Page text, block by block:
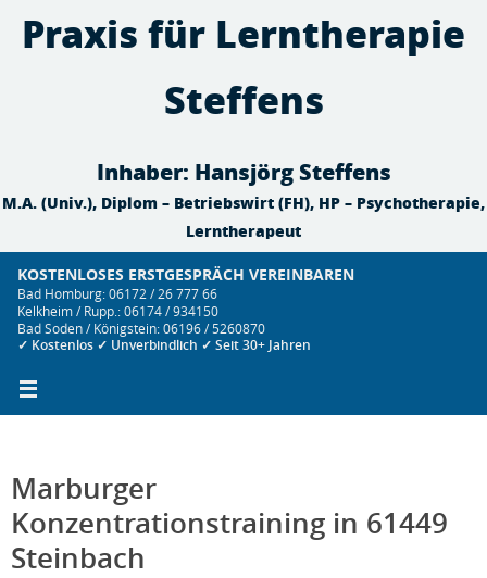
Inhalt
KOSTENLOSES ERSTGESPRÄCH VEREINBAREN
Bad Homburg: 06172 / 26 777 66
Kelkheim / Rupp.: 06174 / 934150
Bad Soden / Königstein: 06196 / 5260870
✓ Kostenlos ✓ Unverbindlich ✓ Seit 30+ Jahren
Praxis für Lerntherapie
Steffens
Inhaber: Hansjörg Steffens
M.A. (Univ.), Diplom – Betriebswirt (FH), HP – Psychotherapie,
Lerntherapeut
Marburger
Konzentrationstraining in 61449
Steinbach